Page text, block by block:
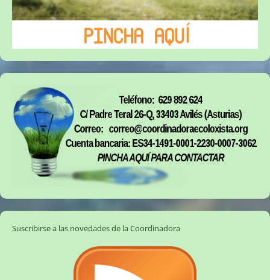
Suscribirse a las novedades de la Coordinadora